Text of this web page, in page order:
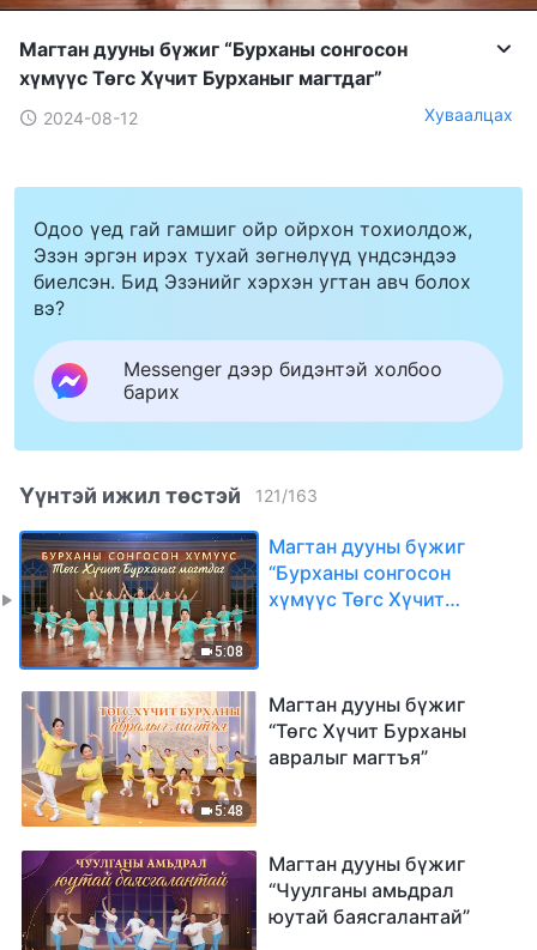
Магтан дууны бүжиг “Бурханы сонгосон
хүмүүс Төгс Хүчит Бурханыг магтдаг”
2024-08-12 Хуваалцах
Одоо үед гай гамшиг ойр ойрхон тохиолдож,
Эзэн эргэн ирэх тухай зөгнөлүүд үндсэндээ
биелсэн. Бид Эзэнийг хэрхэн угтан авч болох
вэ?
Messenger дээр бидэнтэй холбоо
барих
Үүнтэй ижил төстэй 121/163
5:08
Магтан дууны бүжиг
“Бурханы сонгосон
хүмүүс Төгс Хүчит
5:48
Магтан дууны бүжиг
“Төгс Хүчит Бурханы
авралыг магтъя”
Магтан дууны бүжиг
“Чуулганы амьдрал
юутай баясгалантай”